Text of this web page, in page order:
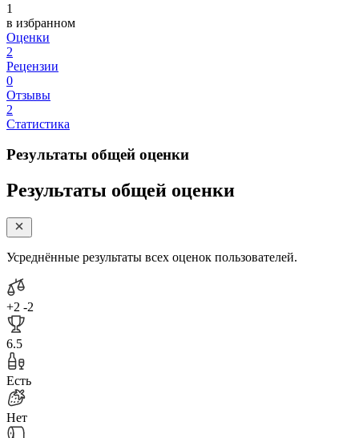
1
в избранном
Оценки
2
Рецензии
0
Отзывы
2
Статистика
Результаты общей оценки
Результаты общей оценки
Усреднённые результаты всех оценок пользователей.
+2 -2
6.5
Есть
Нет